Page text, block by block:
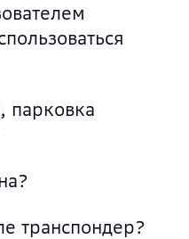
парковка
транспондер?